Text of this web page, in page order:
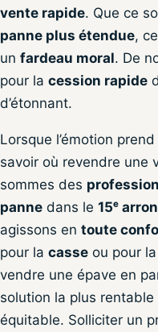
vente rapide. Que ce
panne plus étendue,
un fardeau moral. De
pour la cession rapide
d’étonnant.
Lorsque l’émotion
savoir où revendre une
sommes des
panne dans le 15ᵉ
agissons en toute
pour la casse ou pour la
vendre une épave en
solution la plus rentable
équitable. Solliciter un